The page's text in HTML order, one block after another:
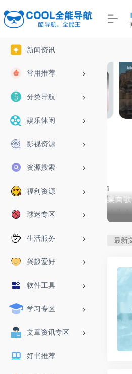
新闻资讯
常用推荐
分类导航
娱乐休闲
影视资源
资源搜索
福利资源
球迷专区
生活服务
兴趣爱好
软件工具
学习专区
文章资讯专区
好书推荐
桌面歌词、
最新